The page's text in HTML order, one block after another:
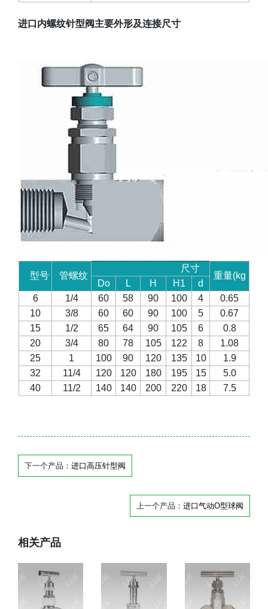
进口内螺纹针型阀主要外形及连接尺寸
型号 管螺纹
尺寸
重量(kg
Do L H H1
d
6
1/4 60 58 90 100 4
0.65
10
3/8 60 60 90 100 5
0.67
15
1/2 65 64 90 105 6
0.8
20
3/4 80 78 105 122 8
1.08
25
1 100 90 120 135 10
1.9
32
11/4 120 120 180 195 15
5.0
40
11/2 140 140 200 220 18 7.5
下一个产品： 进口高压针型阀
上一个产品： 进口气动O型球阀
相关产品